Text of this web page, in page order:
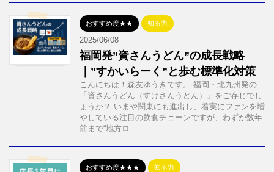
おすすめ度★★ 知る力
2025/06/08
福岡発”資さんうどん”の成長戦略
｜”すかいらーく”と歩む標準化対策
こんにちは！森友ゆうきです。 福岡・北九州発の
「資さんうどん（すけさんうどん）」をご存じでし
ょうか？ いまや関東にも進出し、着実にファンを増
やしている注目の飲食チェーンですが、わずか数年
前まで“地方ロ ...
おすすめ度★★★ 知る力